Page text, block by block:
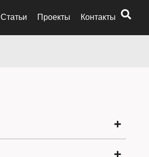
Статьи Проекты Контакты